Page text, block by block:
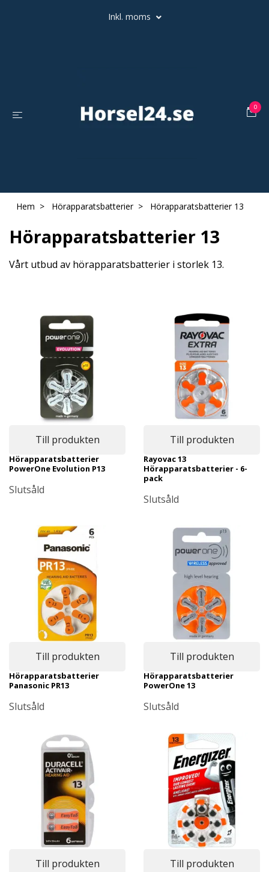
Inkl. moms
0
Hem Hörapparatsbatterier Hörapparatsbatterier 13
Hörapparatsbatterier 13
Vårt utbud av hörapparatsbatterier i storlek 13.
Till produkten
Hörapparatsbatterier
PowerOne Evolution P13
Slutsåld
Till produkten
Rayovac 13
Hörapparatsbatterier - 6-
pack
Slutsåld
Till produkten
Hörapparatsbatterier
Panasonic PR13
Slutsåld
Till produkten
Hörapparatsbatterier
PowerOne 13
Slutsåld
Till produkten Till produkten